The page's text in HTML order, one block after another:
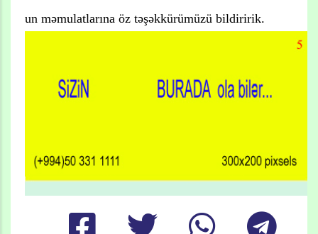
un məmulatlarına öz təşəkkürümüzü bildiririk.